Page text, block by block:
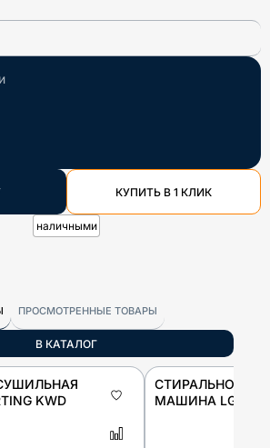
КУПИТЬ В 1 КЛИК
наличными
ПРОСМОТРЕННЫЕ ТОВАРЫ
В КАТАЛОГ
KWD
СТИРАЛЬНО-
МАШИНА LG